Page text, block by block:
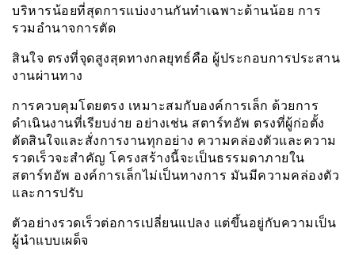
บริหารน้อยที่สุดการแบ่งงานกันทำเฉพาะด้านน้อย การ
รวมอำนาจการตัด
สินใจ ตรงที่จุดสูงสุดทางกลยุทธ์คือ ผู้ประกอบการประสาน
งานผ่านทาง
การควบคุมโดยตรง เหมาะสมกับองค์การเล็ก ด้วยการ
ดำเนินงานที่เรียบง่าย อย่างเช่น สตาร์ทอัพ ตรงที่ผู้ก่อตั้ง
ตัดสินใจและสั่งการงานทุกอย่าง ความคล่องตัวและความ
รวดเร็วจะสำคัญ โครงสร้างนี้จะเป็นธรรมดาภายใน
สตาร์ทอัพ องค์การเล็กไม่เป็นทางการ มันมีความคล่องตัว
และการปรับ
ตัวอย่างรวดเร็วต่อการเปลี่ยนแปลง แต่ขึ้นอยู่กับความเป็น
ผู้นำแบบเผด็จ